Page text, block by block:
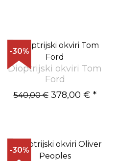
-30%
Dioptrijski okviri Tom
Ford
540,00 €378,00 € *
-30%